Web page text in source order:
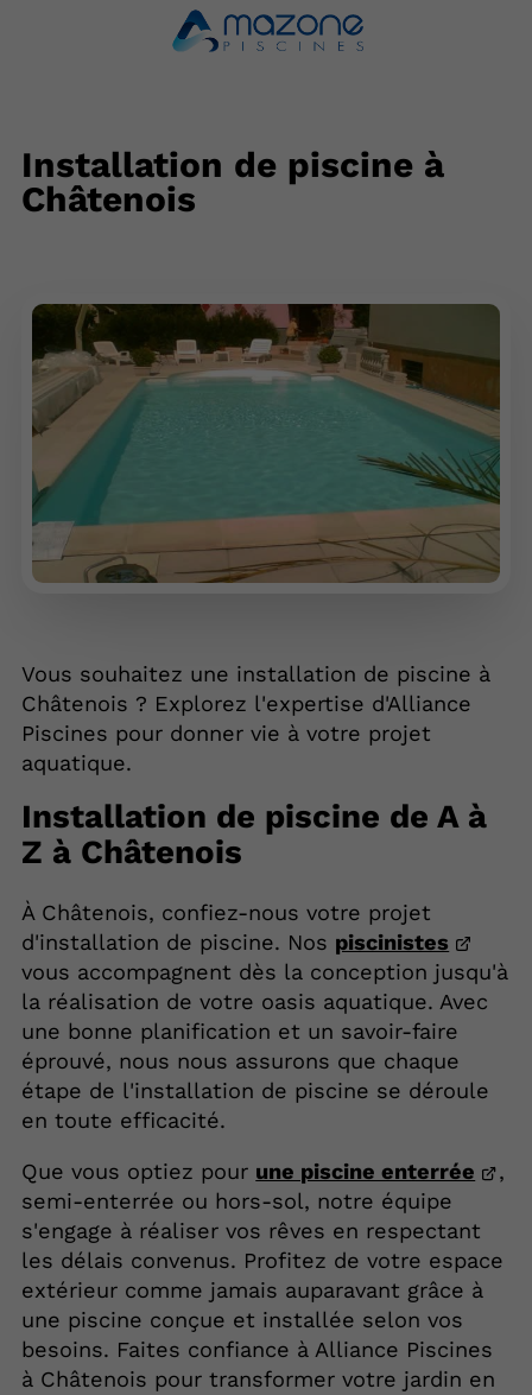
Installation de piscine à
Châtenois
Vous souhaitez une installation de piscine à
Châtenois ? Explorez l'expertise d'Alliance
Piscines pour donner vie à votre projet
aquatique.
Installation de piscine de A à
Z à Châtenois
À Châtenois, confiez-nous votre projet
d'installation de piscine. Nos piscinistes
vous accompagnent dès la conception jusqu'à
la réalisation de votre oasis aquatique. Avec
une bonne planification et un savoir-faire
éprouvé, nous nous assurons que chaque
étape de l'installation de piscine se déroule
en toute efficacité.
Que vous optiez pour une piscine enterrée
,
semi-enterrée ou hors-sol, notre équipe
s'engage à réaliser vos rêves en respectant
les délais convenus. Profitez de votre espace
extérieur comme jamais auparavant grâce à
une piscine conçue et installée selon vos
besoins. Faites confiance à Alliance Piscines
à Châtenois pour transformer votre jardin en